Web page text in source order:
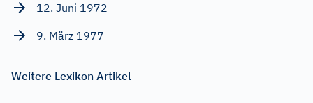
12. Juni 1972
9. März 1977
Weitere Lexikon Artikel